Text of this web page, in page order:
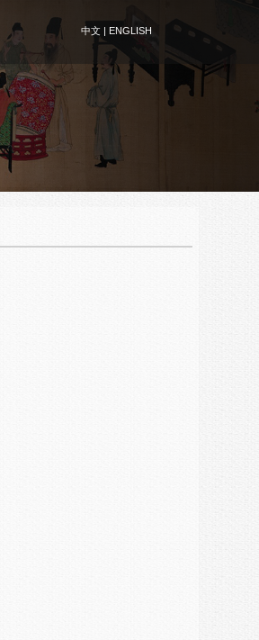
中文| ENGLISH